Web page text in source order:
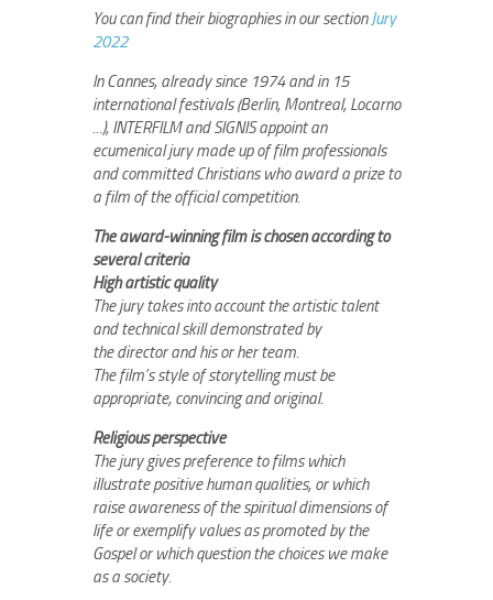
You can find their biographies in our sectionJury
2022
In Cannes, already since 1974 and in 15
international festivals (Berlin, Montreal, Locarno
...), INTERFILM and SIGNIS appoint an
ecumenical jury made up of film professionals
and committed Christians who award a prize to
a film of the official competition.
The award-winning film is chosen according to
several criteria
High artistic quality
The jury takes into account the artistic talent
and technical skill demonstrated by
the director and his or her team.
The film’s style of storytelling must be
appropriate, convincing and original.
Religious perspective
The jury gives preference to films which
illustrate positive human qualities, or which
raise awareness of the spiritual dimensions of
life or exemplify values as promoted by the
Gospel or which question the choices we make
as a society.